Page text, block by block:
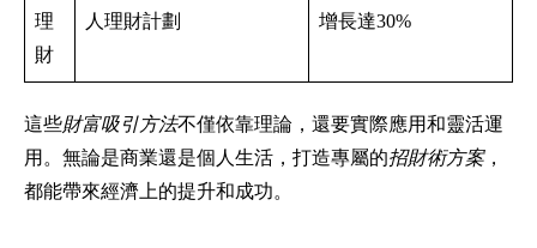
理
財
人理財計劃
增長達30%
這些財富吸引方法不僅依靠理論，還要實際應用和靈活運
用。無論是商業還是個人生活，打造專屬的招財術方案，
都能帶來經濟上的提升和成功。